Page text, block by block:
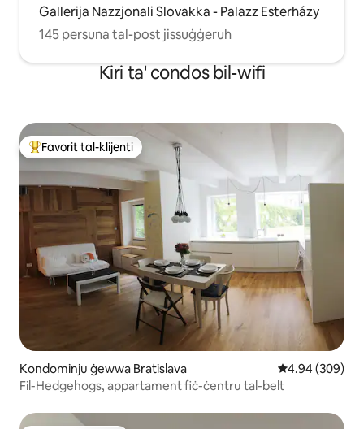
Gallerija Nazzjonali Slovakka - Palazz Esterházy
145 persuna tal-post jissuġġeruh
Kiri ta' condos bil-wifi
Wieħed mill-aqwa favoriti tal-klijenti
Favorit tal-klijenti
Kondominju ġewwa Bratislava Rating medju
4.94 (309)
Fil-Hedgehogs, appartament fiċ-ċentru tal-belt